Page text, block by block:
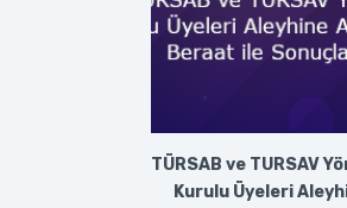
TÜRSAB ve TURSAV
Kurulu Üyeleri